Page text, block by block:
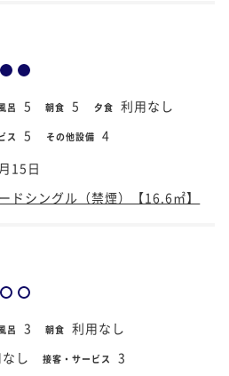
呂 5 朝食 5 夕食 利用なし
ス 5 その他設備 4
15日
ドシングル（禁煙）【16.6㎡】
呂 3 朝食 利用なし
し 接客・サービス 3